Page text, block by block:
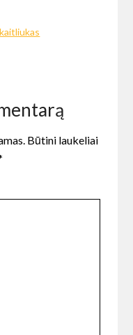
Būtini laukeliai